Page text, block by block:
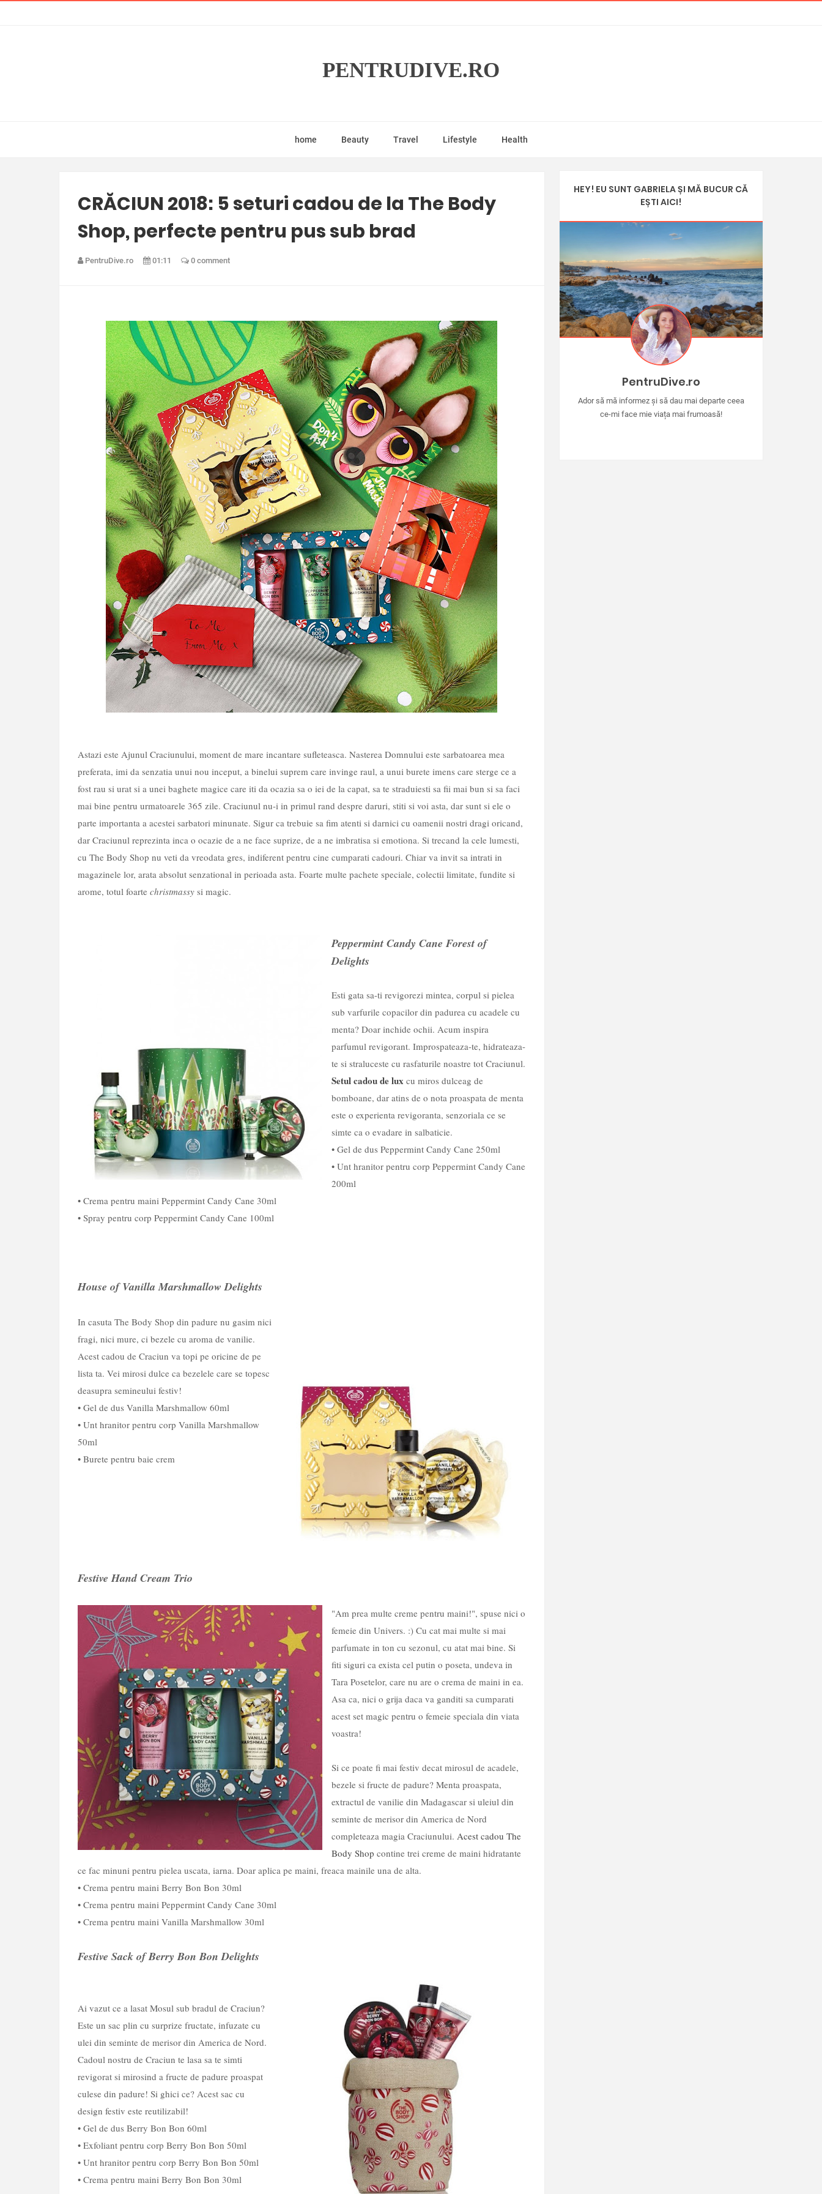
PENTRUDIVE.RO
home Beauty Travel Lifestyle Health
CRĂCIUN 2018: 5 seturi cadou de la The Body
Shop, perfecte pentru pus sub brad
PentruDive.ro 01:11 0 comment
Astazi este Ajunul Craciunului, moment de mare incantare sufleteasca. Nasterea Domnului este sarbatoarea mea
preferata, imi da senzatia unui nou inceput, a binelui suprem care invinge raul, a unui burete imens care sterge ce a
fost rau si urat si a unei baghete magice care iti da ocazia sa o iei de la capat, sa te straduiesti sa fii mai bun si sa faci
mai bine pentru urmatoarele 365 zile. Craciunul nu-i in primul rand despre daruri, stiti si voi asta, dar sunt si ele o
parte importanta a acestei sarbatori minunate. Sigur ca trebuie sa fim atenti si darnici cu oamenii nostri dragi oricand,
dar Craciunul reprezinta inca o ocazie de a ne face suprize, de a ne imbratisa si emotiona. Si trecand la cele lumesti,
cu The Body Shop nu veti da vreodata gres, indiferent pentru cine cumparati cadouri. Chiar va invit sa intrati in
magazinele lor, arata absolut senzational in perioada asta. Foarte multe pachete speciale, colectii limitate, fundite si
arome, totul foarte christmassy si magic.
Peppermint Candy Cane Forest of
Delights
Esti gata sa-ti revigorezi mintea, corpul si pielea
sub varfurile copacilor din padurea cu acadele cu
menta? Doar inchide ochii. Acum inspira
parfumul revigorant. Improspateaza-te, hidrateaza-
te si straluceste cu rasfaturile noastre tot Craciunul.
Setul cadou de lux cu miros dulceag de
bomboane, dar atins de o nota proaspata de menta
este o experienta revigoranta, senzoriala ce se
simte ca o evadare in salbaticie.
• Gel de dus Peppermint Candy Cane 250ml
• Unt hranitor pentru corp Peppermint Candy Cane
200ml
• Crema pentru maini Peppermint Candy Cane 30ml
• Spray pentru corp Peppermint Candy Cane 100ml
House of Vanilla Marshmallow Delights
In casuta The Body Shop din padure nu gasim nici
fragi, nici mure, ci bezele cu aroma de vanilie.
Acest cadou de Craciun va topi pe oricine de pe
lista ta. Vei mirosi dulce ca bezelele care se topesc
deasupra semineului festiv!
• Gel de dus Vanilla Marshmallow 60ml
• Unt hranitor pentru corp Vanilla Marshmallow
50ml
• Burete pentru baie crem
Festive Hand Cream Trio
"Am prea multe creme pentru maini!", spuse nici o
femeie din Univers. :) Cu cat mai multe si mai
parfumate in ton cu sezonul, cu atat mai bine. Si
fiti siguri ca exista cel putin o poseta, undeva in
Tara Posetelor, care nu are o crema de maini in ea.
Asa ca, nici o grija daca va ganditi sa cumparati
acest set magic pentru o femeie speciala din viata
voastra!
Si ce poate fi mai festiv decat mirosul de acadele,
bezele si fructe de padure? Menta proaspata,
extractul de vanilie din Madagascar si uleiul din
seminte de merisor din America de Nord
completeaza magia Craciunului. Acest cadou The
Body Shop contine trei creme de maini hidratante
ce fac minuni pentru pielea uscata, iarna. Doar aplica pe maini, freaca mainile una de alta.
• Crema pentru maini Berry Bon Bon 30ml
• Crema pentru maini Peppermint Candy Cane 30ml
• Crema pentru maini Vanilla Marshmallow 30ml
Festive Sack of Berry Bon Bon Delights
Ai vazut ce a lasat Mosul sub bradul de Craciun?
Este un sac plin cu surprize fructate, infuzate cu
ulei din seminte de merisor din America de Nord.
Cadoul nostru de Craciun te lasa sa te simti
revigorat si mirosind a fructe de padure proaspat
culese din padure! Si ghici ce? Acest sac cu
design festiv este reutilizabil!
• Gel de dus Berry Bon Bon 60ml
• Exfoliant pentru corp Berry Bon Bon 50ml
• Unt hranitor pentru corp Berry Bon Bon 50ml
• Crema pentru maini Berry Bon Bon 30ml
HEY! EU SUNT GABRIELA ȘI MĂ BUCUR CĂ
EȘTI AICI!
PentruDive.ro
Ador să mă informez și să dau mai departe ceea
ce-mi face mie viața mai frumoasă!